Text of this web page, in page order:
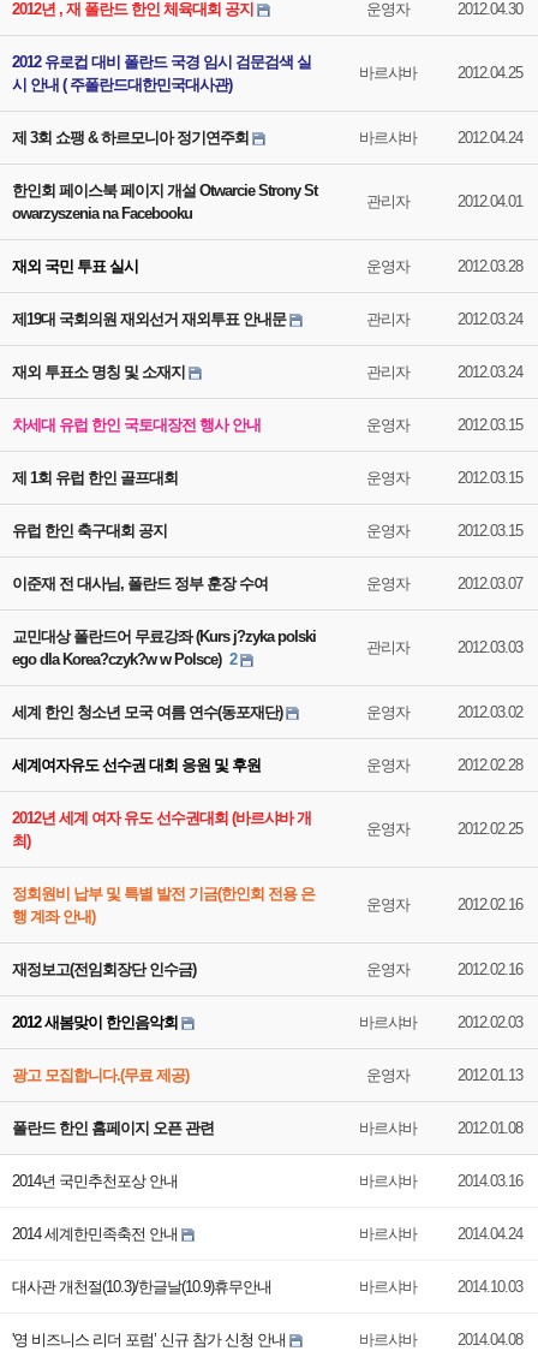
2012년 , 재 폴란드 한인 체육대회 공지 운영자 2012.04.30
2012 유로컵 대비 폴란드 국경 임시 검문검색 실
시 안내 ( 주폴란드대한민국대사관)
바르샤바 2012.04.25
제 3회 쇼팽 & 하르모니아 정기연주회 바르샤바 2012.04.24
한인회 페이스북 페이지 개설 Otwarcie Strony St
owarzyszenia na Facebooku
관리자 2012.04.01
재외 국민 투표 실시 운영자 2012.03.28
제19대 국회의원 재외선거 재외투표 안내문 관리자 2012.03.24
재외 투표소 명칭 및 소재지 관리자 2012.03.24
차세대 유럽 한인 국토대장전 행사 안내 운영자 2012.03.15
제 1회 유럽 한인 골프대회 운영자 2012.03.15
유럽 한인 축구대회 공지 운영자 2012.03.15
이준재 전 대사님, 폴란드 정부 훈장 수여 운영자 2012.03.07
교민대상 폴란드어 무료강좌 (Kurs j?zyka polski
ego dla Korea?czyk?w w Polsce) 2
관리자 2012.03.03
세계 한인 청소년 모국 여름 연수(동포재단) 운영자 2012.03.02
세계여자유도 선수권 대회 응원 및 후원 운영자 2012.02.28
2012년 세계 여자 유도 선수권대회 (바르샤바 개
최)
운영자 2012.02.25
정회원비 납부 및 특별 발전 기금(한인회 전용 은
행 계좌 안내)
운영자 2012.02.16
재정보고(전임회장단 인수금) 운영자 2012.02.16
2012 새봄맞이 한인음악회 바르샤바 2012.02.03
광고 모집합니다.(무료 제공) 운영자 2012.01.13
폴란드 한인 홈페이지 오픈 관련 바르샤바 2012.01.08
2014년 국민추천포상 안내 바르샤바 2014.03.16
2014 세계한민족축전 안내 바르샤바 2014.04.24
대사관 개천절(10.3)/한글날(10.9)휴무안내 바르샤바 2014.10.03
'영 비즈니스 리더 포럼’ 신규 참가 신청 안내 바르샤바 2014.04.08